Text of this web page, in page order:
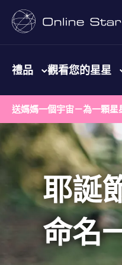
禮品 觀看您的星星
送媽媽一個宇宙－為一顆星
耶誕
命名